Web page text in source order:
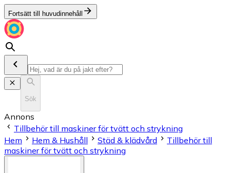
Fortsätt till huvudinnehåll
Sök
Annons
Tillbehör till maskiner för tvätt och strykning
Hem
Hem & Hushåll Städ & klädvård
Tillbehör till
maskiner för tvätt och strykning